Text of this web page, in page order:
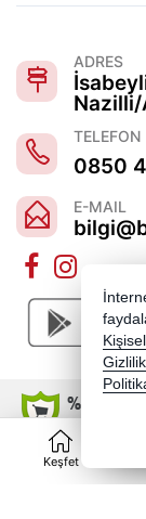
Keşfet
ADRES
Nazilli/
TELEFON
0850
E-MAIL
Copyright 2026
Kredi kartı